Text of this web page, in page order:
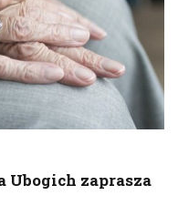
Ubogich zaprasza